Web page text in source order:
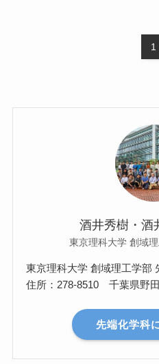
1
酒井秀樹・酒
東京理科大学 創域
東京理科大学 創域理工学部
住所：278-8510 千葉県野
先端化学科